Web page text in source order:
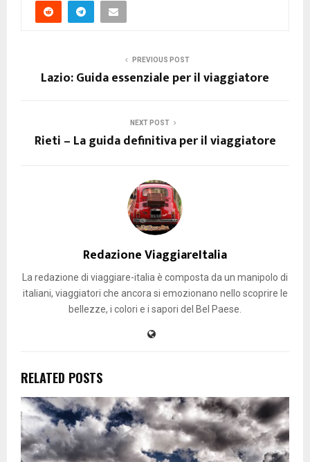
PREVIOUS POST
Lazio: Guida essenziale per il viaggiatore
NEXT POST
Rieti – La guida definitiva per il viaggiatore
Redazione ViaggiareItalia
La redazione di viaggiare-italia è composta da un manipolo di
italiani, viaggiatori che ancora si emozionano nello scoprire le
bellezze, i colori e i sapori del Bel Paese.
RELATED POSTS